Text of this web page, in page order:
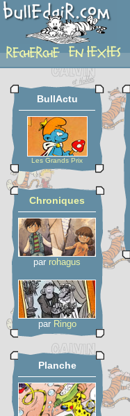
serie
BullActu
Les Grands Prix
Chroniques
par rohagus
par Ringo
Planche